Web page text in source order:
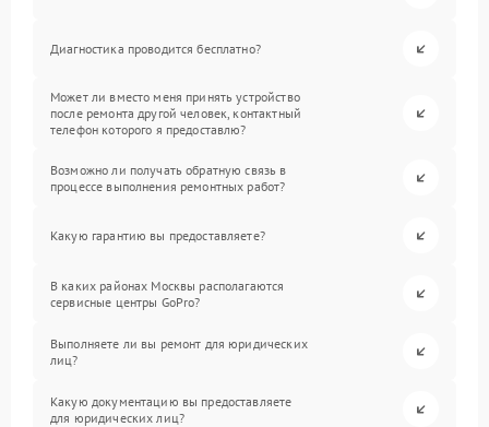
Диагностика проводится бесплатно?
Может ли вместо меня принять устройство
после ремонта другой человек, контактный
телефон которого я предоставлю?
Возможно ли получать обратную связь в
процессе выполнения ремонтных работ?
Какую гарантию вы предоставляете?
В каких районах Москвы располагаются
сервисные центры GoPro?
Выполняете ли вы ремонт для юридических
лиц?
Какую документацию вы предоставляете
для юридических лиц?